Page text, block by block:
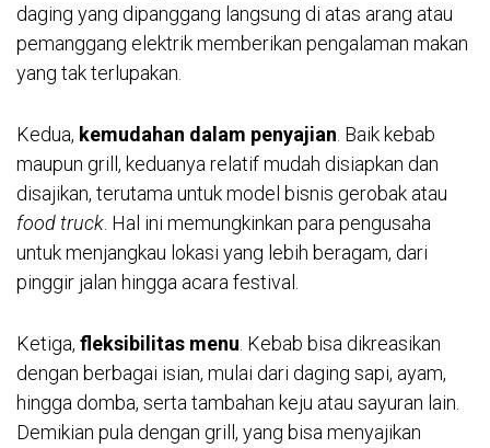
daging yang dipanggang langsung di atas arang atau
pemanggang elektrik memberikan pengalaman makan
yang tak terlupakan.
Kedua, kemudahan dalam penyajian . Baik kebab
maupun grill, keduanya relatif mudah disiapkan dan
disajikan, terutama untuk model bisnis gerobak atau
food truck . Hal ini memungkinkan para pengusaha
untuk menjangkau lokasi yang lebih beragam, dari
pinggir jalan hingga acara festival.
Ketiga, fleksibilitas menu . Kebab bisa dikreasikan
dengan berbagai isian, mulai dari daging sapi, ayam,
hingga domba, serta tambahan keju atau sayuran lain.
Demikian pula dengan grill, yang bisa menyajikan